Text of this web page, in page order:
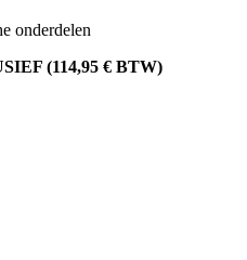
onderdelen
(114,95 € BTW)